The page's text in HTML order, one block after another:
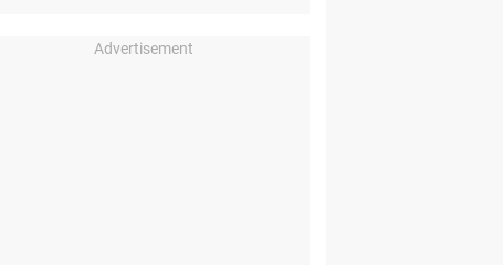
Advertisement